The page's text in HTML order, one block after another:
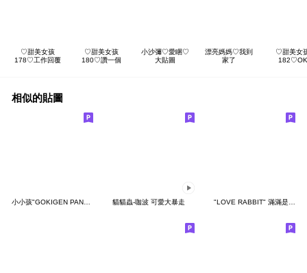
♡甜美女孩
178♡工作回覆
♡甜美女孩
180♡讚一個
小沙彌♡愛睏♡
大貼圖
漂亮媽媽♡我到
家了
♡甜美女
182♡OK
相似的貼圖
小小孩"GOKIGEN PANDA" 台灣版 貓貓蟲-咖波 可愛大暴走 "LOVE RABBIT" 滿滿是愛 台灣版